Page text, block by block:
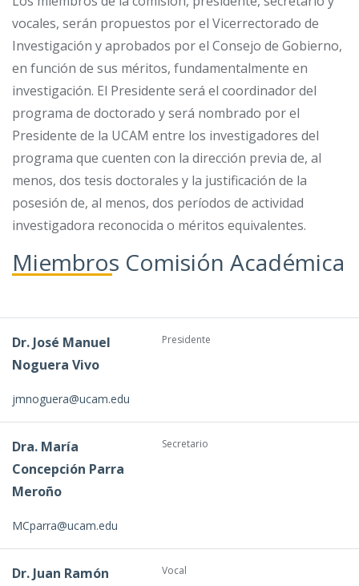
vocales, serán propuestos por el Vicerrectorado de
Investigación y aprobados por el Consejo de Gobierno,
en función de sus méritos, fundamentalmente en
investigación. El Presidente será el coordinador del
programa de doctorado y será nombrado por el
Presidente de la UCAM entre los investigadores del
programa que cuenten con la dirección previa de, al
menos, dos tesis doctorales y la justificación de la
posesión de, al menos, dos períodos de actividad
investigadora reconocida o méritos equivalentes.
Miembros Comisión Académica
Dr. José Manuel
Noguera Vivo
jmnoguera@ucam.edu
Presidente
Dra. María
Concepción Parra
Meroño
MCparra@ucam.edu
Secretario
Dr. Juan Ramón
Vocal